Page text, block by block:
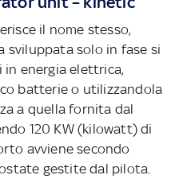
il nome stesso,
sviluppata solo in fase si
energia elettrica,
batterie o utilizzandola
a quella fornita dal
120 KW (kilowatt) di
avviene secondo
gestite dal pilota.